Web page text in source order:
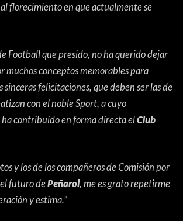
florecimiento en que actualmente se
Football que presido, no ha querido dejar
muchos conceptos memorables para
sinceras felicitaciones, que deben ser las de
con el noble Sport, a cuyo
contribuido en forma directa elClub
y los de los compañeros de Comisión por
futuro dePeñarol, me es grato repetirme
y estima.”